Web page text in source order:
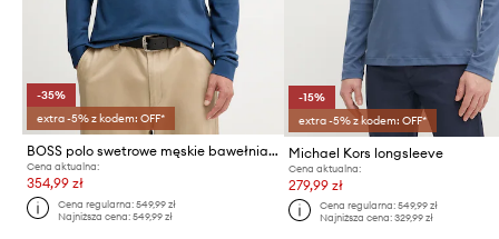
-35%
extra -5% z kodem: OFF*
BOSS polo swetrowe męskie bawełniane Pado 30
Cena aktualna:
354,99 zł
Cena regularna:549,99 zł
Najniższa cena:549,99 zł
-15%
extra -5% z kodem: OFF*
Michael Kors longsleeve
Cena aktualna:
279,99 zł
Cena regularna: 549,99 zł
Najniższa cena: 329,99 zł